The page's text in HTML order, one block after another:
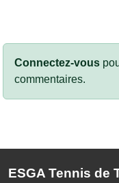
Connectez-vous
commentaires.
ESGA Tennis de